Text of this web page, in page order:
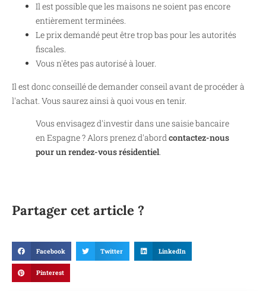
Il est possible que les maisons ne soient pas encore
entièrement terminées.
Le prix demandé peut être trop bas pour les autorités
fiscales.
Vous n'êtes pas autorisé à louer.
Il est donc conseillé de demander conseil avant de procéder à
l'achat. Vous saurez ainsi à quoi vous en tenir.
Vous envisagez d'investir dans une saisie bancaire
en Espagne ? Alors prenez d'abordcontactez-nous
pour un rendez-vous résidentiel.
Partager cet article ?
Facebook Twitter LinkedIn
Pinterest